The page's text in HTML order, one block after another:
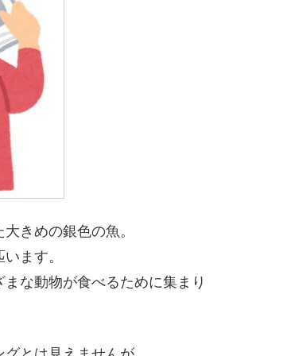
きめの銀色の魚。
ます。
な動物が食べるために集まり